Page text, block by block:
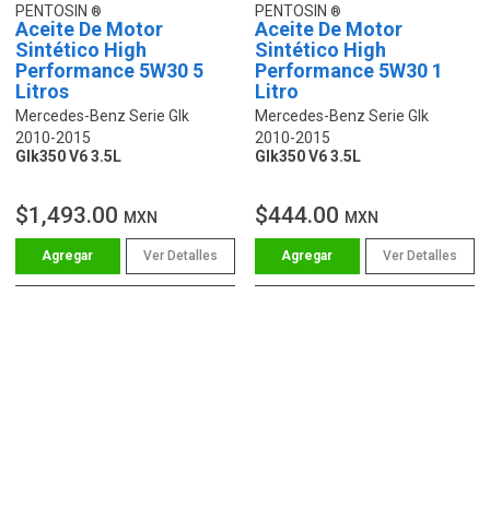
PENTOSIN
Aceite De Motor
Sintético High
Performance 5W30 5
Litros
Mercedes-Benz Serie Glk
2010-2015
Glk350 V6 3.5L
$1,493.00 MXN
Ver Detalles
PENTOSIN
Aceite De Motor
Sintético High
Performance 5W30 1
Litro
Mercedes-Benz Serie Glk
2010-2015
Glk350 V6 3.5L
$444.00 MXN
Ver Detalles